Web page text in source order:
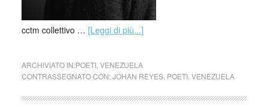
cctm collettivo … [Leggi di più...]
ARCHIVIATO IN:POETI, VENEZUELA
CONTRASSEGNATO CON:JOHAN REYES, POETI, VENEZUELA